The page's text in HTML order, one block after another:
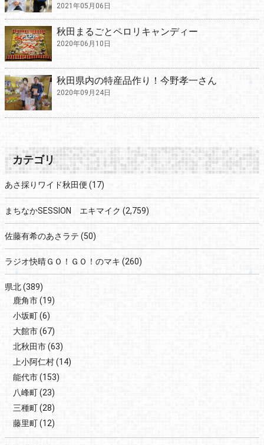
2021年05月06日
秋田まるごとペロリキャンディー
2020年06月10日
秋田県内の特産品作り！今野孝一さん
2020年09月24日
カテゴリ
あさ採りワイド秋田便 (17)
まちなかSESSION エキマイク (2,759)
佐藤有希のあさラテ (50)
ラジオ快晴ＧＯ！ＧＯ！のマキ (260)
県北(389)
鹿角市(19)
小坂町(6)
大館市(67)
北秋田市(63)
上小阿仁村(14)
能代市(153)
八峰町(23)
三種町(28)
藤里町(12)